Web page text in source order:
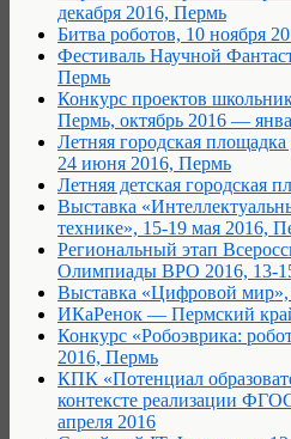
декабря 2016, Пермь
Битва роботов, 10 ноября
Фестиваль Научной
Пермь
Конкурс проектов
Пермь, октябрь 2016 —
Летняя городская
24 июня 2016, Пермь
Летняя детская городская
Выставка
технике», 15-19 мая 2016,
Региональный этап
Олимпиады ВРО 2016, 13-
Выставка «Цифровой
ИКаРенок — Пермский
Конкурс «Робоэврика:
2016, Пермь
КПК «Потенциал
контексте реализации
апреля 2016